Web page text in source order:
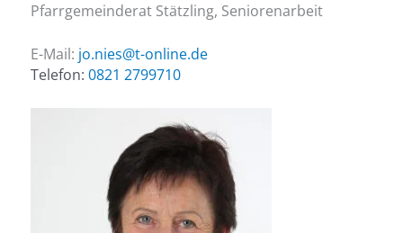
Pfarrgemeinderat Stätzling, Seniorenarbeit
E-Mail: jo.nies@t-online.de
Telefon: 0821 2799710